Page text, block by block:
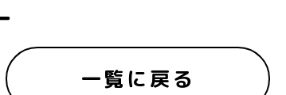
一覧に戻る